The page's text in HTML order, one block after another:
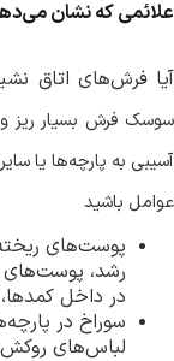
علائمی که نشان
آیا فرش‌های اتاق
سوسک فرش بسیار ریز
آسیبی به پارچه‌ها یا
عوامل باشید
پوست‌های
رشد، پوست‌های
در داخل
سوراخ در
لباس‌های